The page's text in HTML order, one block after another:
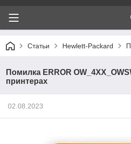
Статьи Hewlett-Packard
Помилка ERROR
принтерах
02.08.2023